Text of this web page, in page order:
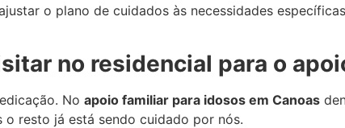
o plano de cuidados às necessidades
no residencial para o
No apoio familiar para idosos em Canoas
resto já está sendo cuidado por nós.